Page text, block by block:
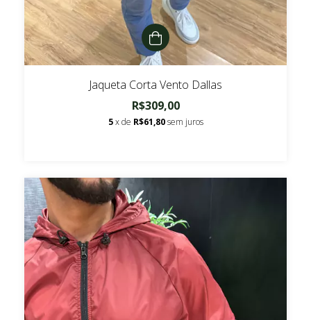
Jaqueta Corta Vento Dallas
R$309,00
5 x de R$61,80 sem juros